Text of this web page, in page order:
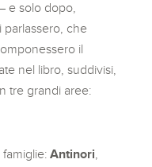
e solo dopo,
parlassero, che
il
nel libro, suddivisi,
tre grandi aree:
famiglie:Antinori